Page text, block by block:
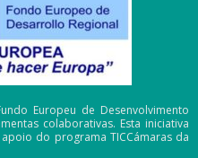
Europeu de Desenvolvimento
colaborativas. Esta iniciativa
do programa TICCámaras da